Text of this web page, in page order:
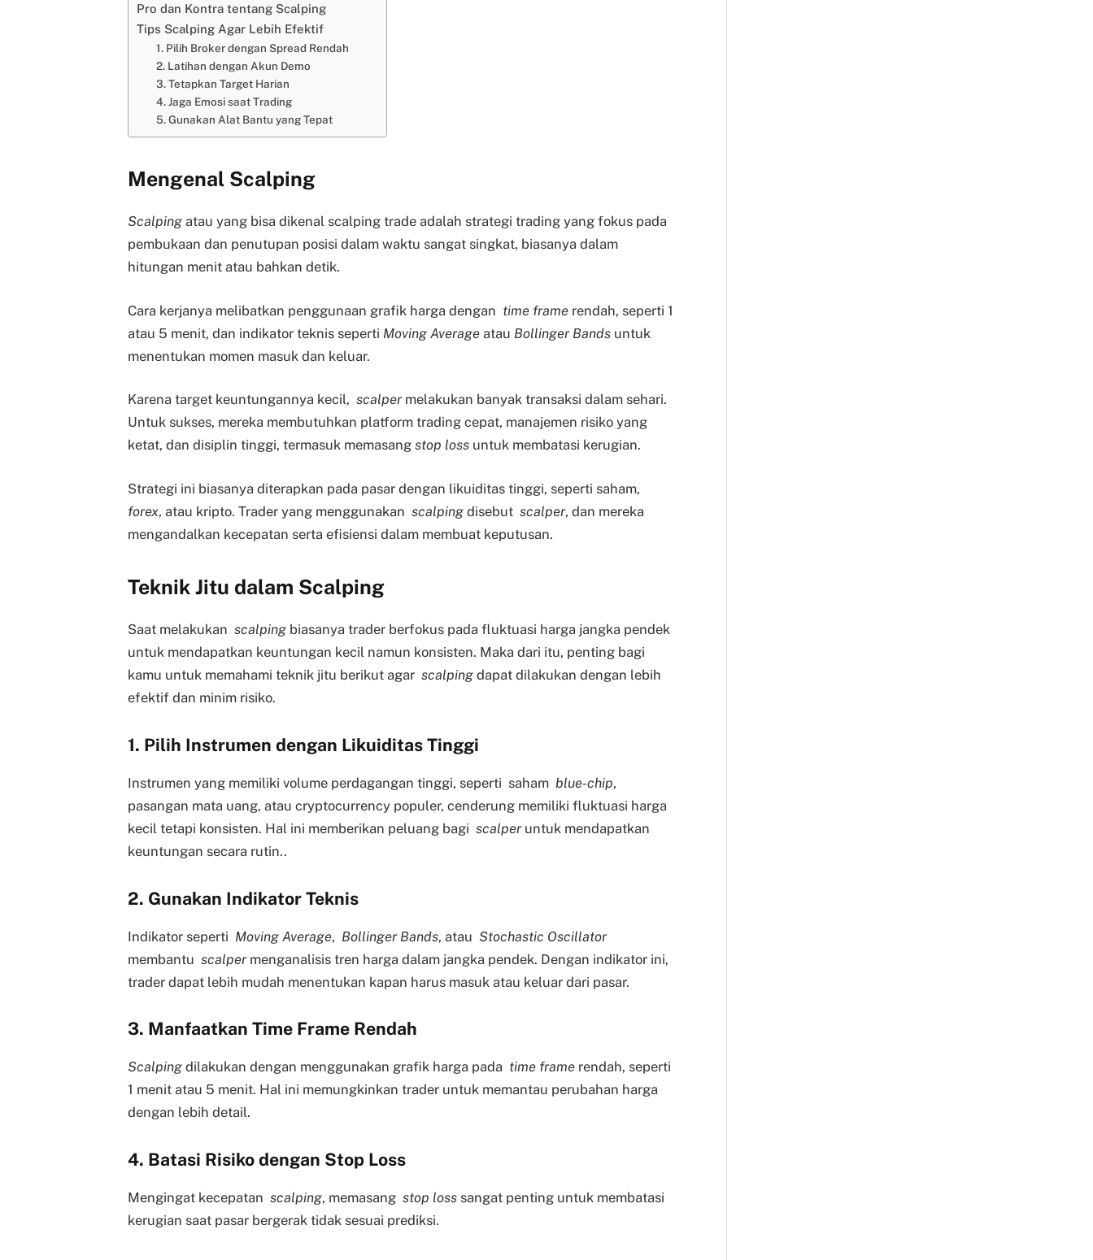
Pro dan Kontra tentang Scalping
Tips Scalping Agar Lebih Efektif
1. Pilih Broker dengan Spread Rendah
2. Latihan dengan Akun Demo
3. Tetapkan Target Harian
4. Jaga Emosi saat Trading
5. Gunakan Alat Bantu yang Tepat
Mengenal Scalping
Scalping atau yang bisa dikenal scalping trade adalah strategi trading yang fokus pada
pembukaan dan penutupan posisi dalam waktu sangat singkat, biasanya dalam
hitungan menit atau bahkan detik.
Cara kerjanya melibatkan penggunaan grafik harga dengan time frame rendah, seperti 1
atau 5 menit, dan indikator teknis seperti Moving Average atau Bollinger Bands untuk
menentukan momen masuk dan keluar.
Karena target keuntungannya kecil, scalpermelakukan banyak transaksi dalam sehari.
Untuk sukses, mereka membutuhkan platform trading cepat, manajemen risiko yang
ketat, dan disiplin tinggi, termasuk memasang stop loss untuk membatasi kerugian.
Strategi ini biasanya diterapkan pada pasar dengan likuiditas tinggi, seperti saham,
forex, atau kripto. Trader yang menggunakan scalping disebut scalper, dan mereka
mengandalkan kecepatan serta efisiensi dalam membuat keputusan.
Teknik Jitu dalam Scalping
Saat melakukan scalping biasanya trader berfokus pada fluktuasi harga jangka pendek
untuk mendapatkan keuntungan kecil namun konsisten. Maka dari itu, penting bagi
kamu untuk memahami teknik jitu berikut agar scalping dapat dilakukan dengan lebih
efektif dan minim risiko.
1. Pilih Instrumen dengan Likuiditas Tinggi
Instrumen yang memiliki volume perdagangan tinggi, seperti saham blue-chip,
pasangan mata uang, atau cryptocurrency populer, cenderung memiliki fluktuasi harga
kecil tetapi konsisten. Hal ini memberikan peluang bagi scalperuntuk mendapatkan
keuntungan secara rutin..
2. Gunakan Indikator Teknis
Indikator seperti Moving Average, Bollinger Bands, atau Stochastic Oscillator
membantu scalpermenganalisis tren harga dalam jangka pendek. Dengan indikator ini,
trader dapat lebih mudah menentukan kapan harus masuk atau keluar dari pasar.
3. Manfaatkan Time Frame Rendah
Scalping dilakukan dengan menggunakan grafik harga pada time frame rendah, seperti
1 menit atau 5 menit. Hal ini memungkinkan trader untuk memantau perubahan harga
dengan lebih detail.
4. Batasi Risiko dengan Stop Loss
Mengingat kecepatan scalping, memasang stop loss sangat penting untuk membatasi
kerugian saat pasar bergerak tidak sesuai prediksi.